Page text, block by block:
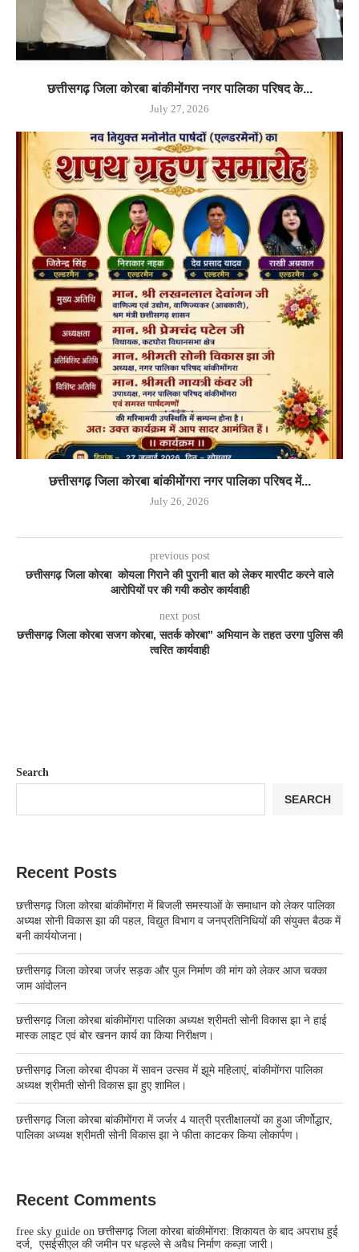
छत्तीसगढ़ जिला कोरबा बांकीमोंगरा नगर पालिका परिषद के...
July 27, 2026
छत्तीसगढ़ जिला कोरबा बांकीमोंगरा नगर पालिका परिषद में...
July 26, 2026
previous post
छत्तीसगढ़ जिला कोरबा कोयला गिराने की पुरानी बात को लेकर मारपीट करने वाले
आरोपियों पर की गयी कठोर कार्यवाही
next post
छत्तीसगढ़ जिला कोरबा सजग कोरबा, सतर्क कोरबा” अभियान के तहत उरगा पुलिस की
त्वरित कार्यवाही
Search
SEARCH
Recent Posts
छत्तीसगढ़ जिला कोरबा बांकीमोंगरा में बिजली समस्याओं के समाधान को लेकर पालिका
अध्यक्ष सोनी विकास झा की पहल, विद्युत विभाग व जनप्रतिनिधियों की संयुक्त बैठक में
बनी कार्ययोजना।
छत्तीसगढ़ जिला कोरबा जर्जर सड़क और पुल निर्माण की मांग को लेकर आज चक्का
जाम आंदोलन
छत्तीसगढ़ जिला कोरबा बांकीमोंगरा पालिका अध्यक्ष श्रीमती सोनी विकास झा ने हाई
मास्क लाइट एवं बोर खनन कार्य का किया निरीक्षण।
छत्तीसगढ़ जिला कोरबा दीपका में सावन उत्सव में झूमे महिलाएं, बांकीमोंगरा पालिका
अध्यक्ष श्रीमती सोनी विकास झा हुए शामिल।
छत्तीसगढ़ जिला कोरबा बांकीमोंगरा में जर्जर 4 यात्री प्रतीक्षालयों का हुआ जीर्णोद्धार,
पालिका अध्यक्ष श्रीमती सोनी विकास झा ने फीता काटकर किया लोकार्पण।
Recent Comments
free sky guide on छत्तीसगढ़ जिला कोरबा बांकीमोंगरा: शिकायत के बाद अपराध हुई
दर्ज, एसईसीएल की जमीन पर धड़ल्ले से अवैध निर्माण कब्ज़ा जारी।